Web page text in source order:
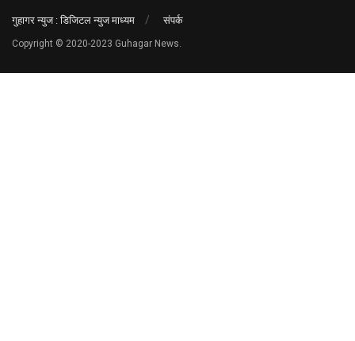
गुहागर न्युज : डिजिटल न्युज माध्यम संपर्क
Copyright © 2020-2023 Guhagar News.